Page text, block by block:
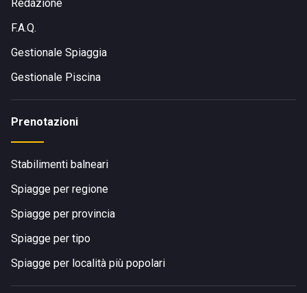
Redazione
F.A.Q.
Gestionale Spiaggia
Gestionale Piscina
Prenotazioni
Stabilimenti balneari
Spiagge per regione
Spiagge per provincia
Spiagge per tipo
Spiagge per località più popolari